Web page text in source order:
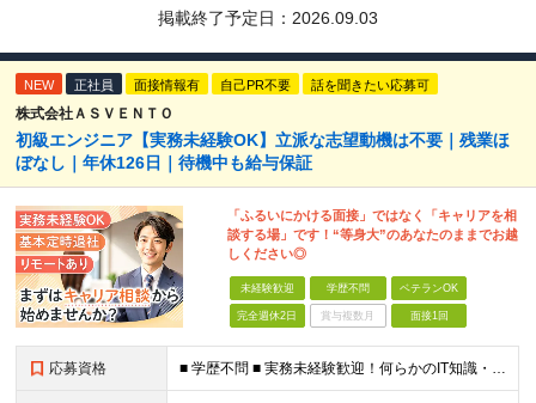
掲載終了予定日： 2026.09.03
NEW 正社員 面接情報有 自己PR不要 話を聞きたい応募可
株式会社ＡＳＶＥＮＴＯ
初級エンジニア【実務未経験OK】立派な志望動機は不要｜残業ほ
ぼなし｜年休126日｜待機中も給与保証
「ふるいにかける面接」ではなく「キャリアを相
談する場」です！“等身大”のあなたのままでお越
しください◎
未経験歓迎 学歴不問 ベテランOK
完全週休2日 賞与複数月 面接1回
応募資格 ■ 学歴不問 ■ 実務未経験歓迎！何らかのIT知識・学習経験をお持ちの方 （独学、ITスクール卒業生、少しだけ実務経験がある等、経験の浅い方も大歓迎です！） ＼こんな方にピッタリの環境です／ ◎面接